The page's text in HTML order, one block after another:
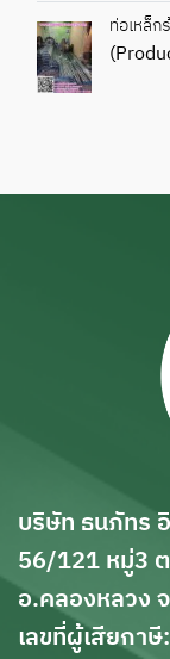
ท่อเหล็ก
บริษัท ธนภัทร
56/121 หมู่3
อ.คลองหลวง
เลขที่ผู้เสียกา